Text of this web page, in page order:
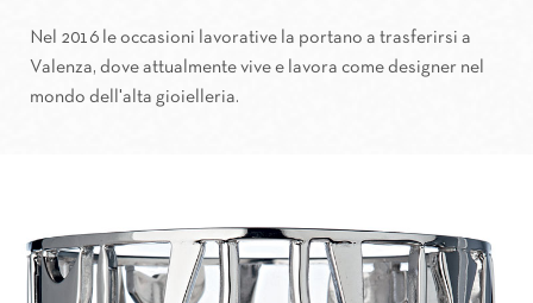
Nel 2016 le occasioni lavorative la portano a trasferirsi a
Valenza, dove attualmente vive e lavora come designer nel
mondo dell'alta gioielleria.